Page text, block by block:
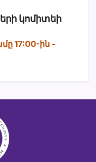
կոմիտեի
17:00-ին -